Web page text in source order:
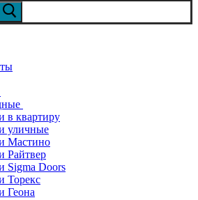
в квартиру
уличные
Мастино
Райтвер
Sigma Doors
Торекс
Геона